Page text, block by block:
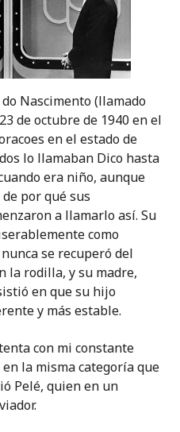
Nascimento (llamado
de octubre de 1940 en el
en el estado de
lo llamaban Dico hasta
era niño, aunque
por qué sus
a llamarlo así. Su
como
se recuperó del
la rodilla, y su madre,
en que su hijo
y más estable.
con mi constante
la misma categoría que
Pelé, quien en un